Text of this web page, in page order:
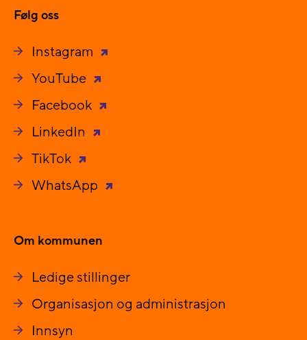
Følg oss
Instagram
YouTube
Facebook
LinkedIn
TikTok
WhatsApp
Om kommunen
Ledige stillinger
Organisasjon og administrasjon
Innsyn